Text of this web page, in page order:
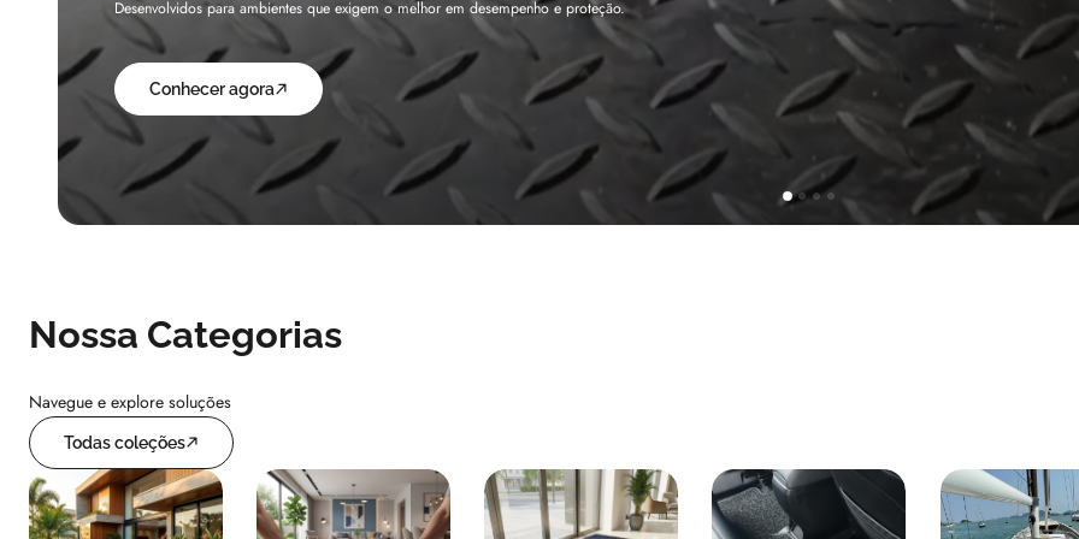
Fabricado sob medida em Nylon de alta resistência, o Liftkap protege sua cabine sem deixar nenhuma marca.
Conhecer agora
Nossa Categorias
Navegue e explore soluções
Todas coleções